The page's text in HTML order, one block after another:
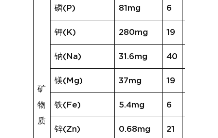
矿
物
质
磷(P) 81mg 6
钾(K) 280mg 19
钠(Na) 31.6mg 40
镁(Mg) 37mg 19
铁(Fe) 5.4mg 6
锌(Zn) 0.68mg 21